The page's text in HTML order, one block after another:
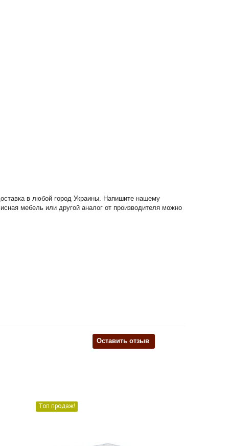
в любой город Украины. Напишите нашему
мебель или другой аналог от производителя можно
Оставить отзыв
Топ продаж!